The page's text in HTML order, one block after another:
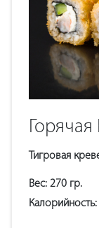
Горячая
Тигровая
Вес: 270 гр.
Калорийность: